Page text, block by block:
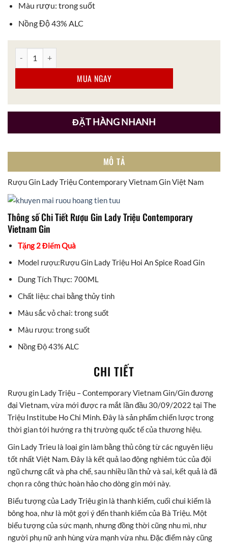
Màu rượu: trong suốt
Nồng Độ 43% ALC
MUA NGAY
ĐẶT HÀNG NHANH
MÔ TẢ
Rượu Gin Lady Triệu Contemporary Vietnam Gin Việt Nam
Thông số Chi Tiết Rượu Gin Lady Triệu Contemporary
Vietnam Gin
Tặng 2 Điểm Quà
Model rượu:Rượu Gin Lady Triệu Hoi An Spice Road Gin
Dung Tích Thực: 700ML
Chất liệu: chai bằng thủy tinh
Màu sắc vỏ chai: trong suốt
Màu rượu: trong suốt
Nồng Độ 43% ALC
CHI TIẾT
Rượu gin Lady Triệu – Contemporary Vietnam Gin/Gin đương
đại Vietnam, vừa mới được ra mắt lần đầu 30/09/2022 tại The
Triệu Institube Ho Chi Minh. Đây là sản phẩm chiến lược trong
thời gian tới hướng ra thị trường quốc tế của thương hiệu.
Gin Lady Trieu là loại gin làm bằng thủ công từ các nguyên liệu
tốt nhất Việt Nam. Đây là kết quả lao động nghiêm túc của đội
ngũ chưng cất và pha chế, sau nhiều lần thử và sai, kết quả là đã
chọn ra công thức hoàn hảo cho dòng gin mới này.
Biểu tượng của Lady Triệu gin là thanh kiếm, cuối chui kiếm là
bông hoa, như là một gợi ý đến thanh kiếm của Bà Triệu. Một
biểu tượng của sức mạnh, nhưng đồng thời cũng nhu mì, như
người phụ nữ anh hùng vừa mạnh vừa nhu. Đặc điểm này cũng